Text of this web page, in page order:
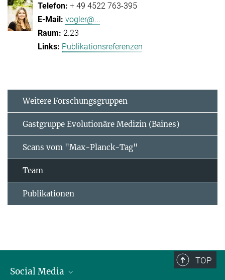
+ 49 4522 763-395
vogler@...
2.23
Publikationsreferenzen
Weitere Forschungsgruppen
Gastgruppe Evolutionäre Medizin (Baines)
Scans vom "Max-Planck-Tag"
Team
Publikationen
TOP
Social Media